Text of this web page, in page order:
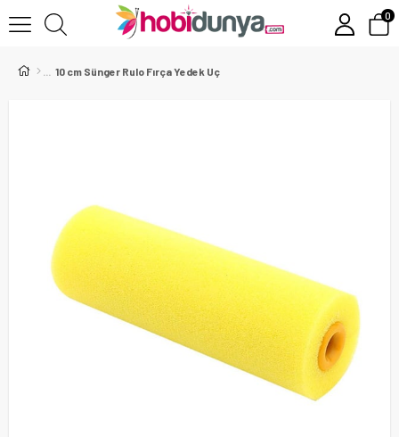
0
10 cm Sünger Rulo Fırça Yedek Uç